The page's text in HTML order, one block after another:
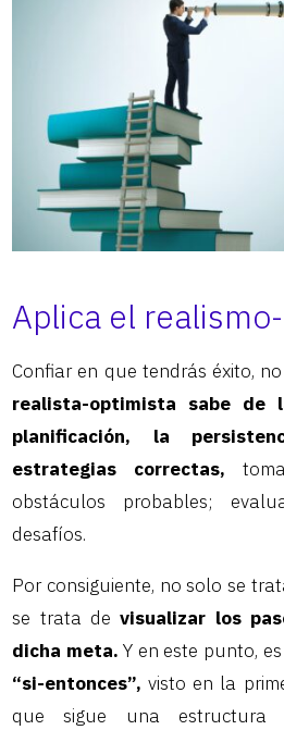
Aplica el
Confiar en que tendrás éxito,
realista-optimista sabe de
planificación, la
estrategias correctas,
obstáculos probables;
desafíos.
Por consiguiente, no solo se
se trata devisualizar los
dicha meta.Y en este punto,
“si-entonces”,visto en la
que sigue una